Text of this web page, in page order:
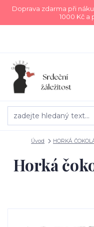
Doprava zdarma při
1000 Kč a
Úvod HORKÁ
Horká